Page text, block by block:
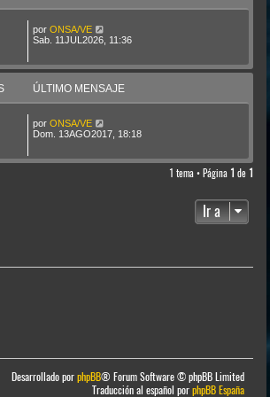
por ONSA/VE
Sab. 11JUL2026, 11:36
ÚLTIMO MENSAJE
por ONSA/VE
Dom. 13AGO2017, 18:18
1 tema • Página 1 de 1
Ir a
Desarrollado porphpBB® Forum Software © phpBB Limited
Traducción al español porphpBB España